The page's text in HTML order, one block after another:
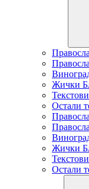
Жички
Остали
Жички
Остали